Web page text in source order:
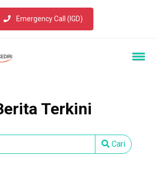
Emergency Call (IGD)
Terkini
Cari